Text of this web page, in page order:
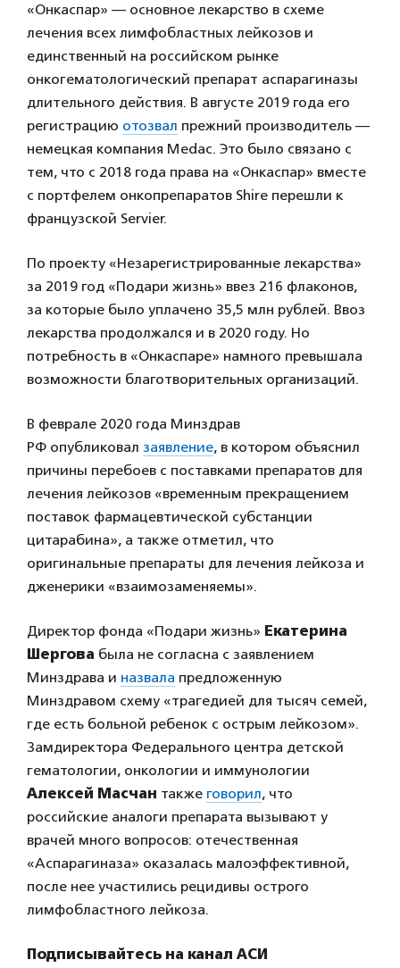
«Онкаспар» — основное лекарство в схеме
лечения всех лимфобластных лейкозов и
единственный на российском рынке
онкогематологический препарат аспарагиназы
длительного действия. В августе 2019 года его
регистрацию отозвал прежний производитель —
немецкая компания Medac. Это было связано с
тем, что с 2018 года права на «Онкаспар» вместе
с портфелем онкопрепаратов Shire перешли к
французской Servier.
По проекту «Незарегистрированные лекарства»
за 2019 год «Подари жизнь» ввез 216 флаконов,
за которые было уплачено 35,5 млн рублей. Ввоз
лекарства продолжался и в 2020 году. Но
потребность в «Онкаспаре» намного превышала
возможности благотворительных организаций.
В феврале 2020 года Минздрав
РФ опубликовал заявление, в котором объяснил
причины перебоев с поставками препаратов для
лечения лейкозов «временным прекращением
поставок фармацевтической субстанции
цитарабина», а также отметил, что
оригинальные препараты для лечения лейкоза и
дженерики «взаимозаменяемы».
Директор фонда «Подари жизнь» Екатерина
Шергова была не согласна с заявлением
Минздрава и назвала предложенную
Минздравом схему «трагедией для тысяч семей,
где есть больной ребенок с острым лейкозом».
Замдиректора Федерального центра детской
гематологии, онкологии и иммунологии
Алексей Масчан также говорил, что
российские аналоги препарата вызывают у
врачей много вопросов: отечественная
«Аспарагиназа» оказалась малоэффективной,
после нее участились рецидивы острого
лимфобластного лейкоза.
Подписывайтесь на канал АСИ